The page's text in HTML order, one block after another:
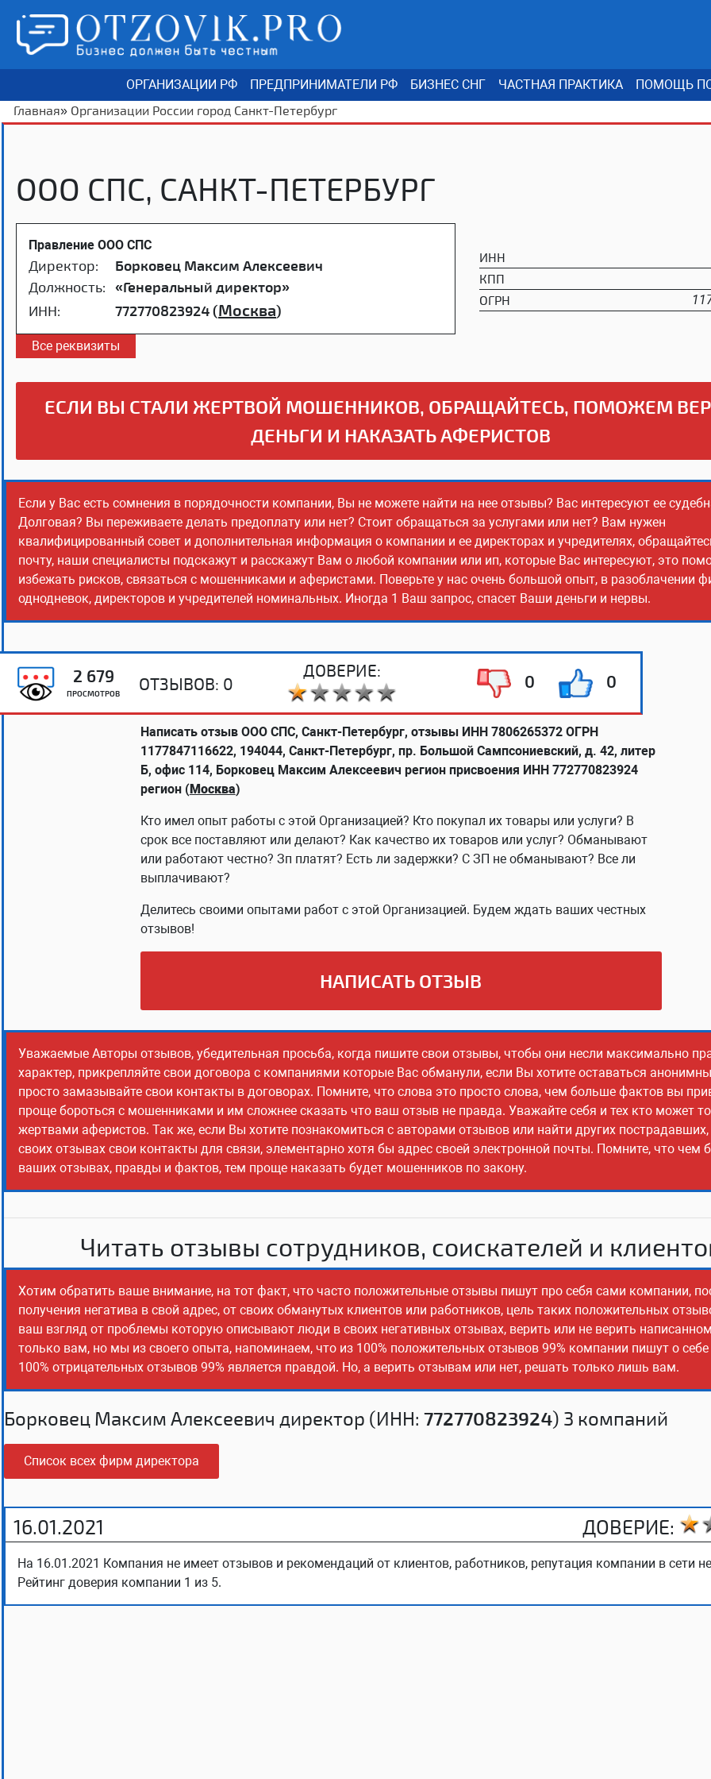
ОРГАНИЗАЦИИ РФ ПРЕДПРИНИМАТЕЛИ РФ БИЗНЕС СНГ ЧАСТНАЯ ПРАКТИКА
ПОМОЩЬ
Главная» Организации России город Санкт-Петербург
ООО СПС, САНКТ-ПЕТЕРБУРГ
Правление ООО СПС
Директор:
Борковец Максим Алексеевич
Должность: «Генеральный директор»
ИНН:
772770823924 (Москва)
ИНН
КПП
ОГРН
Все реквизиты
ЕСЛИ ВЫ СТАЛИ ЖЕРТВОЙ МОШЕННИКОВ, ОБРАЩАЙТЕСЬ, ПОМОЖЕМ
ДЕНЬГИ И НАКАЗАТЬ АФЕРИСТОВ
Если у Вас есть сомнения в порядочности компании, Вы не можете найти на нее отзывы? Вас интересуют ее
Долговая? Вы переживаете делать предоплату или нет? Стоит обращаться за услугами или нет? Вам нужен
квалифицированный совет и дополнительная информация о компании и ее директорах и учредителях,
почту, наши специалисты подскажут и расскажут Вам о любой компании или ип, которые Вас интересуют, это
избежать рисков, связаться с мошенниками и аферистами. Поверьте у нас очень большой опыт, в разоблачении
однодневок, директоров и учредителей номинальных. Иногда 1 Ваш запрос, спасет Ваши деньги и нервы.
2 679
ПРОСМОТРОВ
ОТЗЫВОВ: 0
ДОВЕРИЕ:
0 0
Написать отзыв ООО СПС, Санкт-Петербург, отзывы ИНН 7806265372 ОГРН
1177847116622, 194044, Санкт-Петербург, пр. Большой Сампсониевский, д. 42, литер
Б, офис 114, Борковец Максим Алексеевич регион присвоения ИНН 772770823924
регион (Москва)
Кто имел опыт работы с этой Организацией? Кто покупал их товары или услуги? В
срок все поставляют или делают? Как качество их товаров или услуг? Обманывают
или работают честно? Зп платят? Есть ли задержки? С ЗП не обманывают? Все ли
выплачивают?
Делитесь своими опытами работ с этой Организацией. Будем ждать ваших честных
отзывов!
НАПИСАТЬ ОТЗЫВ
Уважаемые Авторы отзывов, убедительная просьба, когда пишите свои отзывы, чтобы они несли максимально
характер, прикрепляйте свои договора с компаниями которые Вас обманули, если Вы хотите оставаться
просто замазывайте свои контакты в договорах. Помните, что слова это просто слова, чем больше фактов вы
проще бороться с мошенниками и им сложнее сказать что ваш отзыв не правда. Уважайте себя и тех кто может
жертвами аферистов. Так же, если Вы хотите познакомиться с авторами отзывов или найти других
своих отзывах свои контакты для связи, элементарно хотя бы адрес своей электронной почты. Помните, что чем
ваших отзывах, правды и фактов, тем проще наказать будет мошенников по закону.
Читать отзывы сотрудников, соискателей и
Хотим обратить ваше внимание, на тот факт, что часто положительные отзывы пишут про себя сами компании,
получения негатива в свой адрес, от своих обманутых клиентов или работников, цель таких положительных
ваш взгляд от проблемы которую описывают люди в своих негативных отзывах, верить или не верить
только вам, но мы из своего опыта, напоминаем, что из 100% положительных отзывов 99% компании пишут о
100% отрицательных отзывов 99% является правдой. Но, а верить отзывам или нет, решать только лишь вам.
Борковец Максим Алексеевич директор (ИНН: 772770823924) 3 компаний
Список всех фирм директора
16.01.2021 ДОВЕРИЕ:
На 16.01.2021 Компания не имеет отзывов и рекомендаций от клиентов, работников, репутация компании в сети
Рейтинг доверия компании 1 из 5.